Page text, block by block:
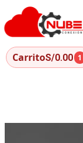
CarritoS/0.00 1